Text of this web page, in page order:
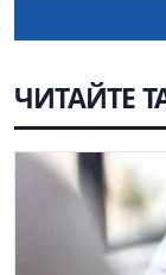
ЧИТАЙТЕ